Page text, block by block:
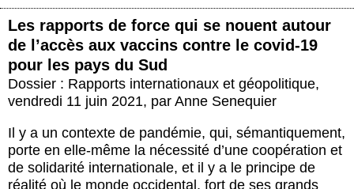
Les rapports de force qui se nouent autour
de l’accès aux vaccins contre le covid-19
pour les pays du Sud
Dossier : Rapports internationaux et géopolitique,
vendredi 11 juin 2021, par Anne Senequier
Il y a un contexte de pandémie, qui, sémantiquement,
porte en elle-même la nécessité d’une coopération et
de solidarité internationale, et il y a le principe de
réalité où le monde occidental, fort de ses grands